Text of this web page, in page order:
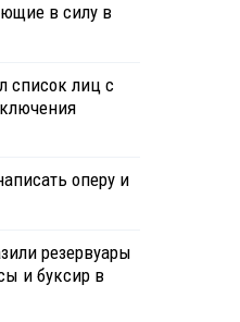
в силу в
список лиц с
оперу и
резервуары
и буксир в